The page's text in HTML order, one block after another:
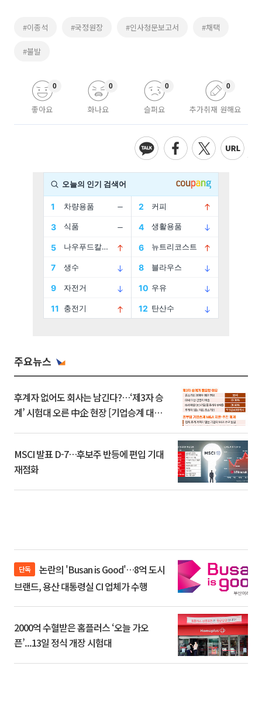
#이종석 #국정원장 #인사청문보고서 #채택
#불발
좋아요
0
화나요
0
슬퍼요
0
추가취재 원해요
0
주요뉴스
후계자 없어도 회사는 남긴다?…‘제3자 승
계’ 시험대 오른 中企 현장 [기업승계 대전
MSCI 발표 D-7…후보주 반등에 편입 기대
재점화
단독
브랜드, 용산 대통령실 CI 업체가 수행
2000억 수혈받은 홈플러스 ‘오늘 가오
픈’...13일 정식 개장 시험대